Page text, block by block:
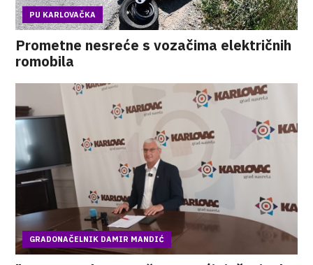
PU KARLOVAČKA
Prometne nesreće s vozačima električnih
romobila
GRADONAČELNIK DAMIR MANDIĆ